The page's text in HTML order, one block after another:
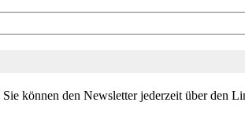
können den Newsletter jederzeit über den